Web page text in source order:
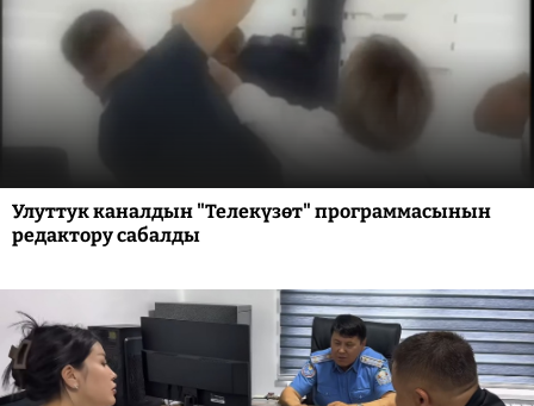
Улуттук каналдын "Телекүзөт" программасынын
редактору сабалды